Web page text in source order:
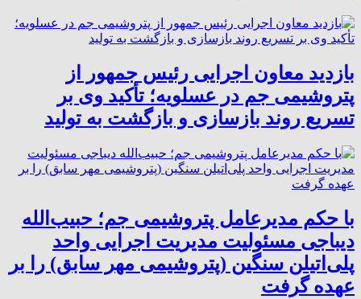
بازدید معاون اجرایی رئیس جمهور از
پتروشیمی جم در عسلویه؛ تأکید وی بر
تسریع روند بازسازی و بازگشت به تولید
با حکم مدیرعامل پتروشیمی جم؛ حبیب‌الله
دیباجی مسئولیت مدیریت اجرایی واحد
پلی‌اتیلن سنگین (پتروشیمی مهر سابق) را بر
عهده گرفت